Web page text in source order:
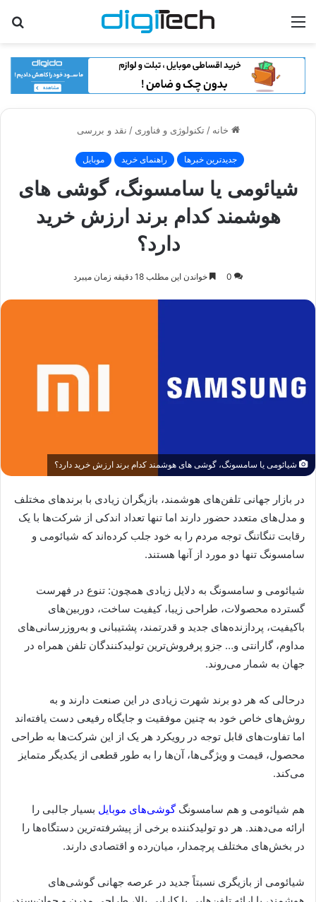
منو
خانه / تکنولوژی و فناوری / نقد و بررسی
جدیدترین خبرها راهنمای خرید موبایل
شیائومی یا سامسونگ، گوشی های
هوشمند کدام برند ارزش خرید
دارد؟
0 خواندن این مطلب 18 دقیقه زمان میبرد
شیائومی یا سامسونگ، گوشی های هوشمند کدام برند ارزش خرید دارد؟
در بازار جهانی تلفن‌های هوشمند، بازیگران زیادی با برندهای مختلف
و مدل‌های متعدد حضور دارند اما تنها تعداد اندکی از شرکت‌ها با یک
رقابت تنگاتنگ توجه مردم را به خود جلب کرده‌اند که شیائومی و
سامسونگ تنها دو مورد از آنها هستند.
شیائومی و سامسونگ به دلایل زیادی همچون: تنوع در فهرست
گسترده محصولات، طراحی زیبا، کیفیت ساخت، دوربین‌های
باکیفیت، پردازنده‌های جدید و قدرتمند، پشتیبانی و به‌روزرسانی‌های
مداوم، گارانتی و… جزو پرفروش‌ترین تولیدکنندگان تلفن همراه در
جهان به شمار می‌روند.
درحالی که هر دو برند شهرت زیادی در این صنعت دارند و به
روش‌های خاص خود به چنین موفقیت و جایگاه رفیعی دست یافته‌اند
اما تفاوت‌های قابل توجه در رویکرد هر یک از این شرکت‌ها به طراحی
محصول، قیمت و ویژگی‌ها، آن‌ها را به طور قطعی از یکدیگر متمایز
می‌کند.
هم شیائومی و هم سامسونگگوشی‌های موبایل بسیار جالبی را
ارائه می‌دهند. هر دو تولید‌کننده برخی از پیشرفته‌ترین دستگاه‌ها را
در بخش‌های مختلف پرچمدار، میان‌رده و اقتصادی دارند.
شیائومی از بازیگری نسبتاً جدید در عرصه جهانی گوشی‌های